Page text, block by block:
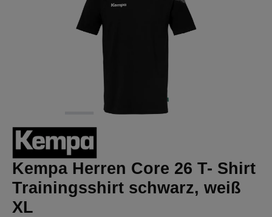
Kempa Herren Core 26 T- Shirt
Trainingsshirt schwarz, weiß
XL